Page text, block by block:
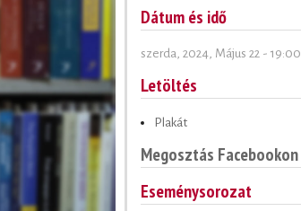
Dátum és idő
szerda, 2024, Május 22 - 19:00
Letöltés
Plakát
Megosztás Facebookon
Eseménysorozat